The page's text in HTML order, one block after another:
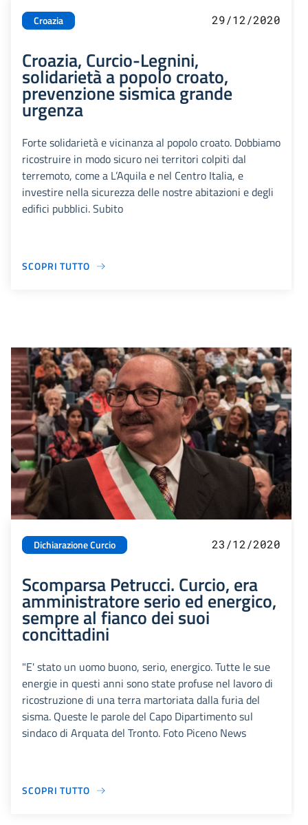
Croazia 29/12/2020
Croazia, Curcio-Legnini,
solidarietà a popolo croato,
prevenzione sismica grande
urgenza
Forte solidarietà e vicinanza al popolo croato. Dobbiamo
ricostruire in modo sicuro nei territori colpiti dal
terremoto, come a L’Aquila e nel Centro Italia, e
investire nella sicurezza delle nostre abitazioni e degli
edifici pubblici. Subito
SCOPRI TUTTO
Dichiarazione Curcio 23/12/2020
Scomparsa Petrucci. Curcio, era
amministratore serio ed energico,
sempre al fianco dei suoi
concittadini
"E' stato un uomo buono, serio, energico. Tutte le sue
energie in questi anni sono state profuse nel lavoro di
ricostruzione di una terra martoriata dalla furia del
sisma. Queste le parole del Capo Dipartimento sul
sindaco di Arquata del Tronto. Foto Piceno News
SCOPRI TUTTO